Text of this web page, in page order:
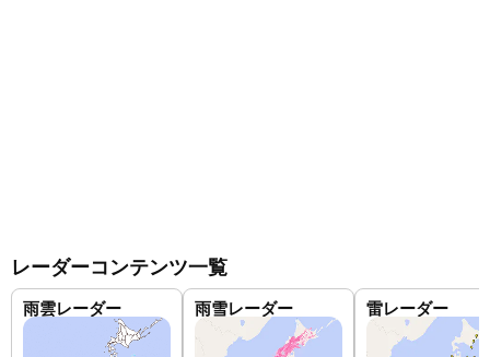
レーダーコンテンツ一覧
雨雲レーダー 雨雪レーダー 雷レーダー